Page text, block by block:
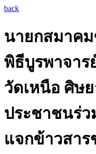
back
นายกสมาค
พิธีบูรพาจาร
วัดเหนือ ศิษ
ประชาชนร่ว
แจกข้าวสา